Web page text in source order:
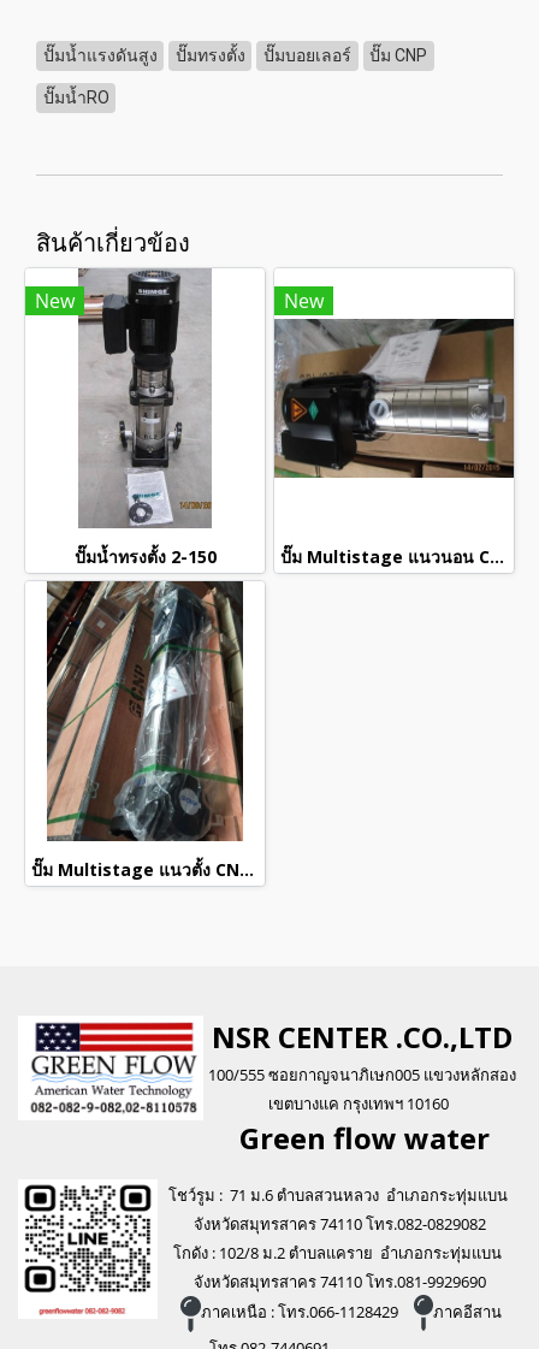
ปั๊มน้ำแรงดันสูง ปั๊มทรงตั้ง ปั๊มบอยเลอร์ ปั๊ม CNP
ปั๊มน้ำRO
สินค้าเกี่ยวข้อง
New
ปั๊มน้ำทรงตั้ง 2-150
New
ปั๊ม Multistage แนวนอน CNP CHLF 4-60 (220V)
ปั๊ม Multistage แนวตั้ง CNP รุ่น CDM5-23 ไฟ 380V
NSR CENTER .CO.,LTD
100/555 ซอยกาญจนาภิเษก005 แขวงหลักสอง
เขตบางแค กรุงเทพฯ 10160
Green flow water
โชว์รูม : 71 ม.6 ตำบลสวนหลวง อำเภอกระทุ่มแบน
จังหวัดสมุทรสาคร 74110 โทร.082-0829082
โกดัง : 102/8 ม.2 ตำบลแคราย อำเภอกระทุ่มแบน
จังหวัดสมุทรสาคร 74110 โทร.081-9929690
ภาคเหนือ : โทร.066-1128429
ภาคอีสาน